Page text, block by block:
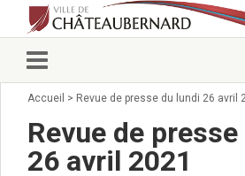
Vie municipale
Conseillers municipaux
Commissions 2026
Accueil > Revue de presse du lundi 26 avril
Revue de
26 avril 2021